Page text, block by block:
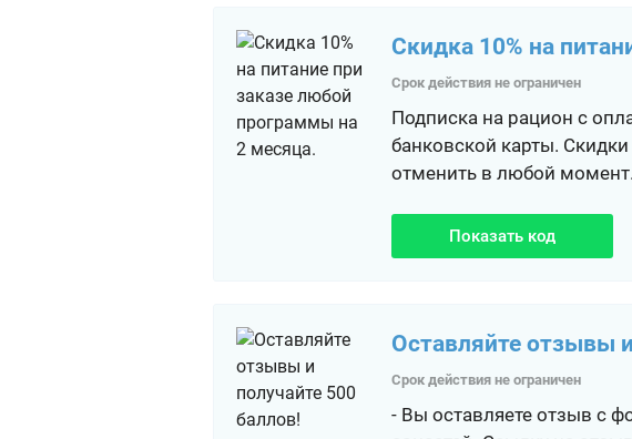
Скидка 10% на
Срок действия не ограничен
Подписка на рацион с
банковской карты.
отменить в любой момент.
Показать код
Оставляйте отзывы
Срок действия не ограничен
- Вы оставляете отзыв с